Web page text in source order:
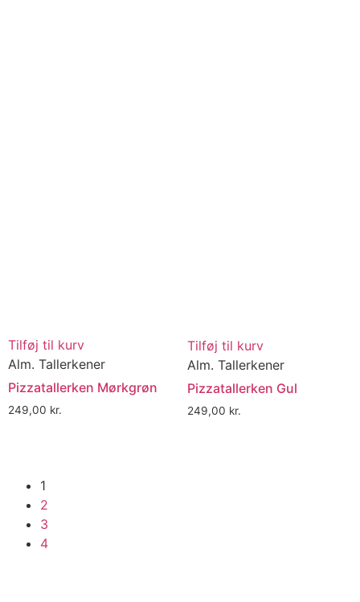
Tilføj til kurv
Alm. Tallerkener
Pizzatallerken Mørkgrøn
249,00 kr.
Tilføj til kurv
Alm. Tallerkener
Pizzatallerken Gul
249,00 kr.
1
2
3
4